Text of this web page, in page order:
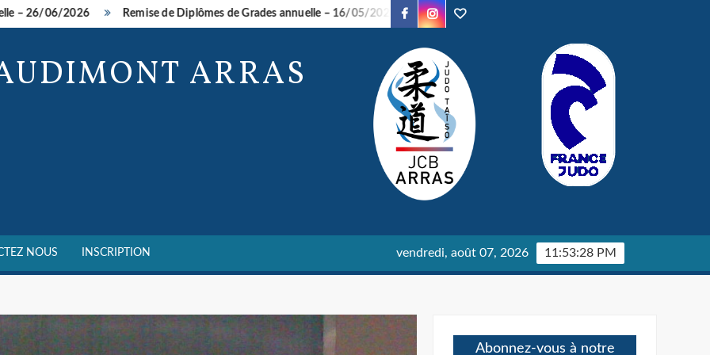
2026 Remise de Diplômes de Grades annuelle – 16/05/2026 Soirée Judo – 24/01/2026
FacebookInstagram
TikTok
ARRAS
NOUS INSCRIPTION 11:53:29 PM
vendredi, août 07, 2026
Abonnez-vous à notre